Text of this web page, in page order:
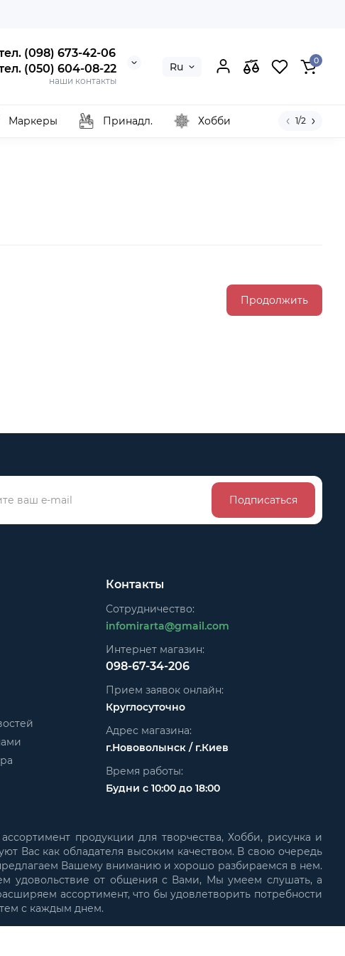
(098) 673-42-06
(050) 604-08-22
наши контакты
Ru 0
Маркеры Принадл. Хобби 1/2
Продолжить
Подписаться
Контакты
Сотрудничество:
infomirarta@gmail.com
Интернет магазин:
098-67-34-206
Прием заявок онлайн:
Круглосуточно
Адрес магазина:
г.Нововолынск / г.Киев
Время работы:
Будни с 10:00 до 18:00
продукции для творчества, Хобби, рисунка и
Вас как обладателя высоким качеством. В свою очередь
Вашему вниманию и хорошо разбираемся в нем.
удовольствие от общения с Вами, Мы умеем слушать, а
ассортимент, что бы удовлетворить потребности
с каждым днем.